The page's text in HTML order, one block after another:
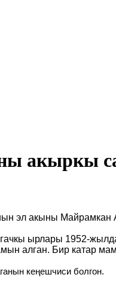
акыркы
эл акыны
ырлары 1952-
алган. Бир катар
кеңешчиси болгон.